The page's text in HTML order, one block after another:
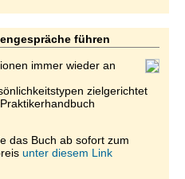
führen
immer wieder an
zielgerichtet
das Buch ab sofort zum
unter diesem Link